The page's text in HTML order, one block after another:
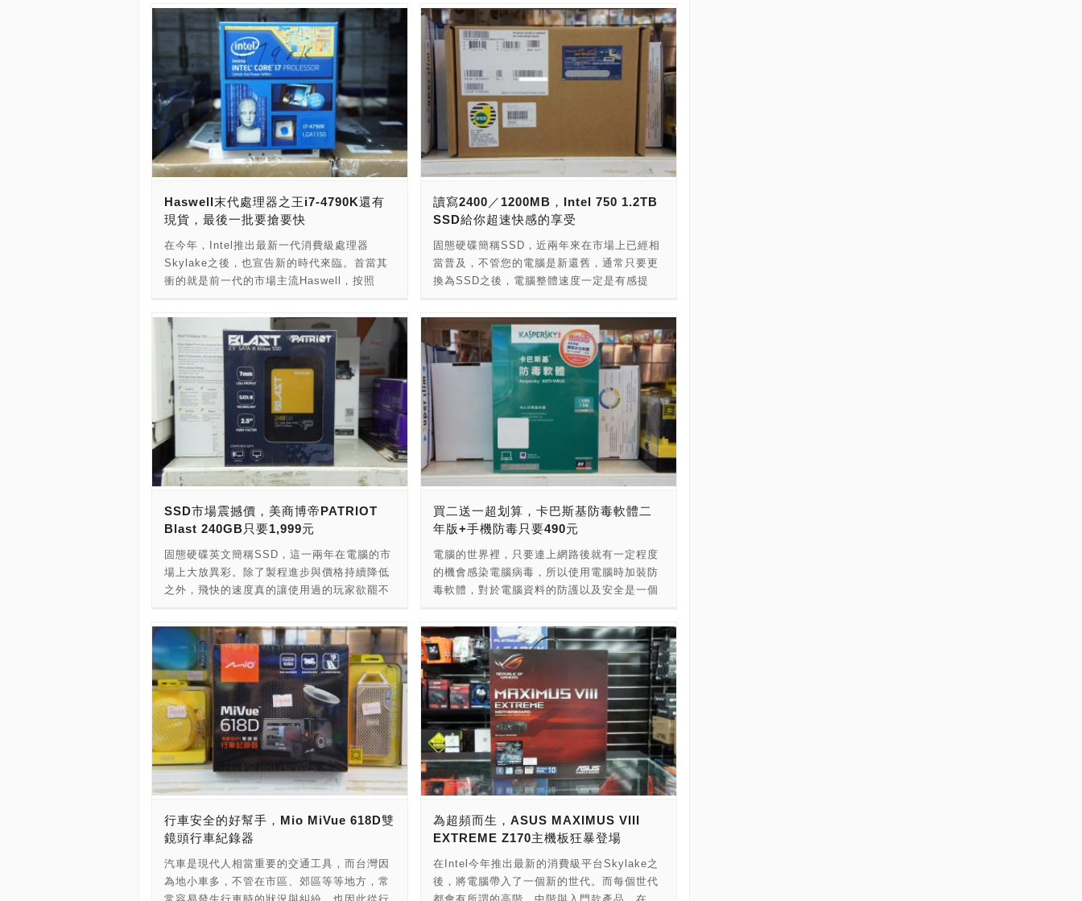
的高。近期如果有添購新SSD打算的朋友，不
妨可以列入考慮！ ＃廠商資訊 店家名稱：原
價屋八德現代店 店家電話：02-2397-
2669#190 店家地址：台北市八德路一段27號
2樓 商品價格：1,999元
660元，而這次在賣場看到的最高容量64GB版
本，報價則是新台幣1,050元，整體來說價格
只比USB 3.0貴一點點，但是速度升級到USB
3.1算是挺不錯的選擇。而威剛原廠更提供了終
身保固的服務，讓您永遠都不用擔心產品出問
題會成為沒人處理的保固孤兒。如果您近期有
在考慮要購買新的隨身碟，這款UC350不妨可
以參考看看唷！ 產品包裝的背面可以看到產品
的詳細特色與規格 ＃廠商資訊 店家名稱：紐
頓電子 店家電話：02-2396-9366/02-3322-
5899 店家地址：台北市八德路一段66號 商品
價格：16GB／460元，32GB／660元，64GB
／1050元
求上，大多數的電腦都已經效能過剩，所以買
氣並沒有太大提升，造成報價如期貨般浮動的
記憶題模組，其價格目前仍持續下跌，造成大
家普遍有持續觀望的心態。因為撐得越久，就
越有更便宜的價格可以入手。 除了市場全面跳
水之外，廣受大家愛戴的大廠金士頓，這次也
跟著跳水了。相信廣大的組裝電腦消費者都知
道，金士頓的HyperX系列記憶體模組，主打都
是中高階超頻市場，價格當然也會稍微高一
點。但是近期PCDIY!光華特派記者在原價屋
憶體模組竟然只要新台幣1,430元(價格調查日
期：2015年12月14日)，天呀！這真的是太便
宜了，比起年初時，一條動輒要價新台幣2、3
千元的價位，高階的HyperX系列價格竟然也可
以如此親民。如果近期有進攻Skylake平台打
＃廠商資訊 店家名稱：原價屋八德現代店 店
家電話：02-2397-2669#190 店家地址：台北
市八德路一段27號2樓 商品價格：1,430
之外，新版本的防毒軟體為搶佔市場，也會進
行促銷活動，這時對於玩家來說，就是一個撿
便宜的好時機。 這次PCDIY!要為大家介紹的
是，國內知名防毒軟體廠商趨勢科技所推出的
防毒軟體PC-cillin。眾所皆知，趨勢科技為純
本土的台灣企業，防毒軟體在市場上一直有著
相當不錯的口碑，其PC-cillin系列廣受公司行
號與眾多消費者的好評。而在2015年年底的現
在，趨勢科技搶先推出了PC-cillin 2016年雲
端版本，並且進行了促銷活動，過去一套一年
體，現在一套只要990元，還多送您一套。等
於是買一送一，只要花一套的錢就可以兩台電
腦各一年份的授權，真的是相當划算。如果近
期有要購買防毒軟體的朋友，不妨可以列入考
慮。 連結＝(01)防毒良藥》PC-cillin 2017雲
[http://www.pcdiy.com.tw/detail/5385]
Haswell末代處理器之王i7-4790K還有
現貨，最後一批要搶要快
在今年，Intel推出最新一代消費級處理器
Skylake之後，也宣告新的時代來臨。首當其
衝的就是前一代的市場主流Haswell，按照
Intel史上第一顆原生時脈破4.0Ghz的Core i7-
4790K，就此沒入了時代的洪流。當時消息一
出，不少玩家大嘆可惜，畢竟4790K應該是使
用DDR3記憶體模組平台最強的消費級處理
器，還引起不少消費者在停產前爭相搶購。 不
過這次PCDIY!光華特派記者小路克，在光華
商場尋訪店家時，竟然在知名店家紐頓電子發
現了4790K的身影。這真是太令人意外啦！畢
竟就算4790K貴為一代王者，但總是有退位的
時候。而這次在店家看到的4790K還有數顆現
12,500元，完整盒裝版一樣提供原廠3年的保
固。如果您現在還在用Haswell系列的主機
板，想要升級CPU之前沒搶到的，最後一批的
4790K數量有限要搶要快唷！ ＃廠商資訊 店
家名稱：紐頓電子 店家電話：02-2396-
讀寫2400／1200MB，Intel 750 1.2TB
SSD給你超速快感的享受
固態硬碟簡稱SSD，近兩年來在市場上已經相
當普及，不管您的電腦是新還舊，通常只要更
換為SSD之後，電腦整體速度一定是有感提
上的SSD主要有幾種不同的介面，分別為
SATA、M.2與PCI-E。3種規格各有不同的特
色，SATA是平均單價最低的，所以市場上採
用的玩家相當多。M.2因為有空間優勢，所以
在筆記型電腦與迷你電腦市場較受歡迎。而
PCI-E介面的SSD則是受惠於PCI-E匯流排頻
寬的優勢，在整體速度上最快。 這次PCDIY!
光華特派記者，要為大家介紹的是網路上盛傳
的夢幻逸品，Intel 750 SSD。750是Intel在
SSD市場所定位的頂級產品，共有3種容量，
看到的為容量最大的1.2TB版本，這個版本無
論在容量與效能都是750系列之最，除了容量
最大之外，讀寫的效能可達到每秒2400／
1200MB的驚人水準。與市面上廣受歡迎的
SATA SSD相比，SATA介面最高讀寫只能達
了長達五年的超長保固時間，讓使用者可以更
安心的選購。而大家所關心的價格部份，在紐
頓電子實際看到的報價為新台幣32,000元，與
標準SSD的市場價格來比較，算是相當的昂
貴。但是所謂一分錢一分貨，頂級的價格帶來
頂級的效能，如果您是這樣的極限玩家，不妨
可以參考看看唷。 連結＝ntel SSD 750系列
400GB投震撼彈389美元入市，速度快價格低
引爆PCIe SSD固態硬碟價格戰！
[http://www.pcdiy.com.tw/webroot/article.php?
art=1458]
SSD市場震撼價，美商博帝PATRIOT
Blast 240GB只要1,999元
固態硬碟英文簡稱SSD，這一兩年在電腦的市
場上大放異彩。除了製程進步與價格持續降低
之外，飛快的速度真的讓使用過的玩家欲罷不
購新電腦的消費者，SSD幾乎都是基本配備
了，但是市面上SSD品牌眾多，玲瑯滿目，到
底要挑哪一家比較好呢？ 這次PCDIY!光華特
派記者，實際來到店家尋訪，發現了一款物超
所值的SSD！此款SSD由知名大廠美商博帝推
出，屬於Blast系列，容量240GB，正式型號
為PBT240GS25SSDBK。而Blast系列除了
240GB之外，還有120、480與960GB可供消
費者參考。這次看到的這款Blast 240GB是標
準SATA介面，採用了Phison S10系列的控制
的水準，已經接近SATA 6Gbps規範的極限，
表現相當不錯。價格的部份，在店家實際看到
的報價為新台幣1,999元，甚麼？240GB的
SSD竟然2,000元有找？這真的是太便宜啦！
保固的部份，原廠提供了長達3年的期限，讓
買二送一超划算，卡巴斯基防毒軟體二
年版+手機防毒只要490元
電腦的世界裡，只要連上網路後就有一定程度
的機會感染電腦病毒，所以使用電腦時加裝防
毒軟體，對於電腦資料的防護以及安全是一個
始選擇使用智慧型手機或是平板電腦來上網，
也有越來越多人幫行動裝置加裝了防毒軟體，
只能說網路資訊安全與防範電腦病毒，在網路
發達的現代是一個重要的課題。 卡巴斯基的防
毒軟體有口皆碑，在電腦市場上廣受大家好
評。近期光華特派記者小路克在賣場店家看到
卡巴斯基在進行軟體促銷，市場口碑很好的卡
巴斯基ANTI-VIRUS防毒軟體套裝，1台電腦2
年授權的版本只要新台幣490元。490元可以使
用2年真的是太便宜啦！更超值的是，購買此
防毒軟體1年版授權，只要您的行動裝置為
Android系統都可以使用。這樣一個買2年電腦
授權送1年手機授權的套裝只要新台幣490元，
整個就是太划算了啦！年關將至，如果剛好您
的防毒軟體授權到齊了想要採購新版防毒軟體
行車安全的好幫手，Mio MiVue 618D雙
鏡頭行車紀錄器
汽車是現代人相當重要的交通工具，而台灣因
為地小車多，不管在市區、郊區等等地方，常
為超頻而生，ASUS MAXIMUS VIII
EXTREME Z170主機板狂暴登場
在Intel今年推出最新的消費級平台Skylake之
後，將電腦帶入了一個新的世代。而每個世代